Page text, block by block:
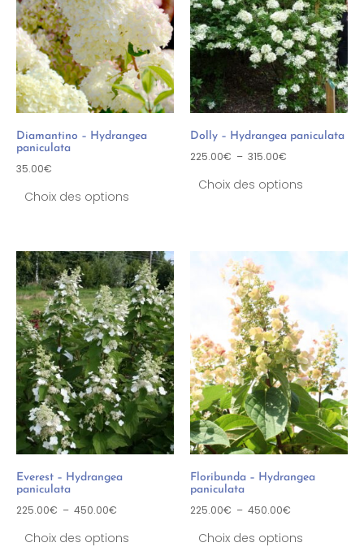
Diamantino – Hydrangea
paniculata
35.00€
Choix des options
Dolly – Hydrangea paniculata
225.00€ – 315.00€
Choix des options
Everest – Hydrangea
paniculata
225.00€ – 450.00€
Choix des options
Floribunda – Hydrangea
paniculata
225.00€ – 450.00€
Choix des options